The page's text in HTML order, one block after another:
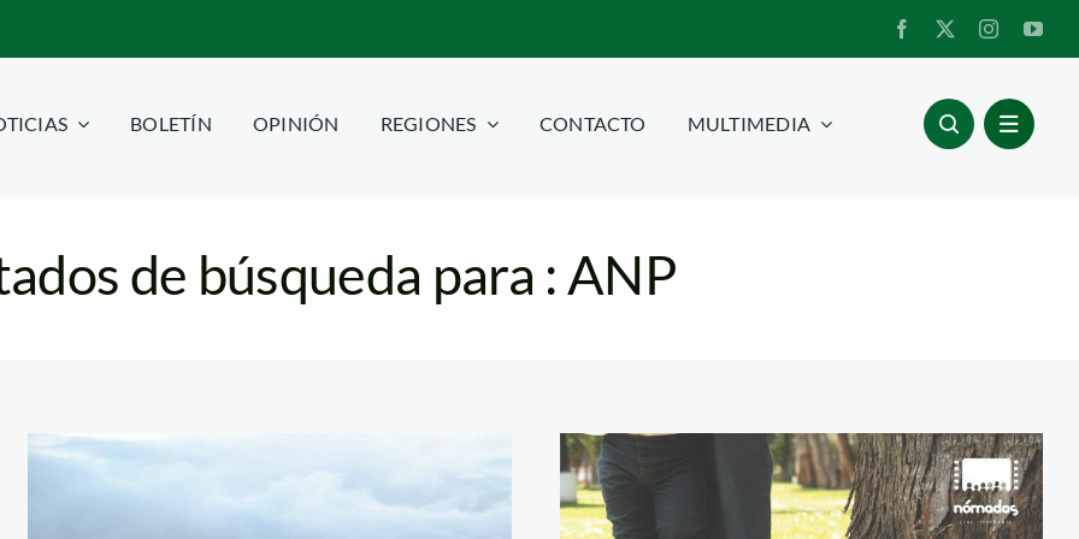
BOLETÍN OPINIÓN REGIONES CONTACTO MULTIMEDIA
de búsqueda para : ANP